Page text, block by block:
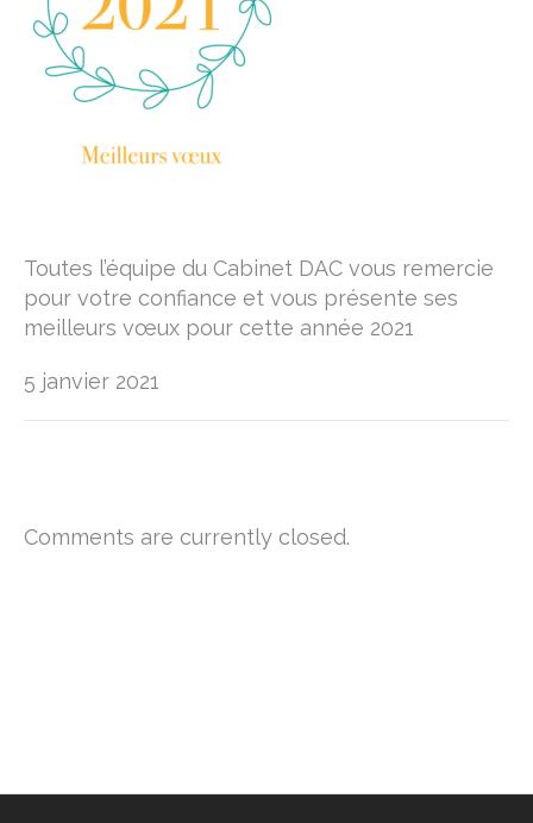
Toutes l’équipe du Cabinet DAC vous remercie
pour votre confiance et vous présente ses
meilleurs vœux pour cette année 2021
5 janvier 2021
Comments are currently closed.